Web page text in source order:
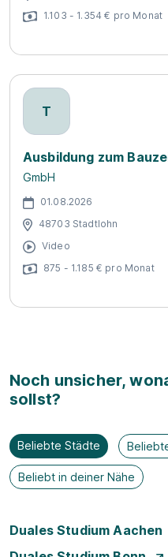
1.103 - 1.354 € pro Monat
T
Ausbildung zum
GmbH
01.08.2026
48703 Stadtlohn
Video
875 - 1.185 € pro Monat
Noch unsicher,
sollst?
Beliebte Städte
Beliebt in deiner Nähe
Duales Studium Aachen